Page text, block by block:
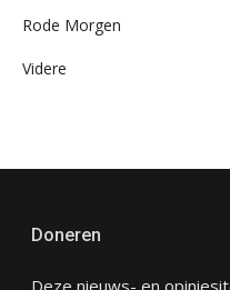
Rode Morgen
Videre
Doneren